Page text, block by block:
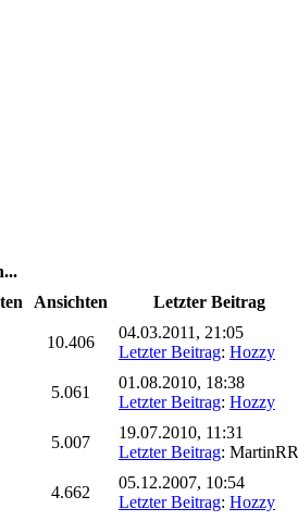
Ansichten Letzter Beitrag
10.406
04.03.2011, 21:05
Letzter Beitrag: Hozzy
5.061
01.08.2010, 18:38
Letzter Beitrag: Hozzy
5.007
19.07.2010, 11:31
Letzter Beitrag: MartinRR
4.662
05.12.2007, 10:54
Letzter Beitrag: Hozzy